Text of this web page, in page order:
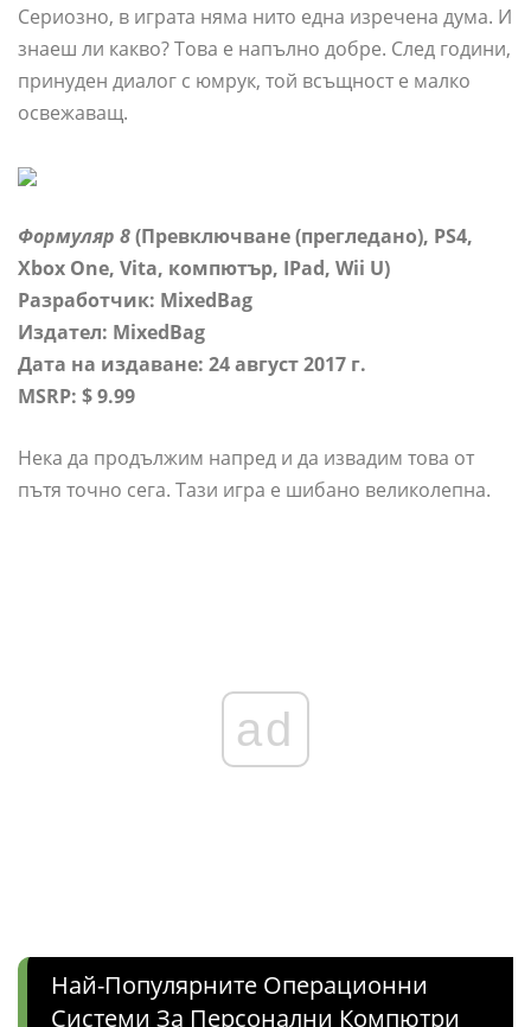
Сериозно, в играта няма нито една изречена дума. И
знаеш ли какво? Това е напълно добре. След години,
принуден диалог с юмрук, той всъщност е малко
освежаващ.
Формуляр 8(Превключване (прегледано), PS4,
Xbox One, Vita, компютър, IPad, Wii U)
Разработчик: MixedBag
Издател: MixedBag
Дата на издаване: 24 август 2017 г.
MSRP: $ 9.99
Нека да продължим напред и да извадим това от
пътя точно сега. Тази игра е шибано великолепна.
ad
Най-Популярните Операционни
Системи За Персонални Компютри